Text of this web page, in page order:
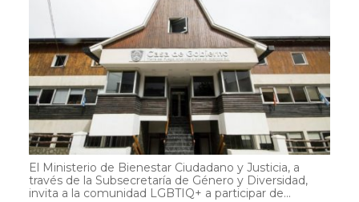
El Ministerio de Bienestar Ciudadano y Justicia, a
través de la Subsecretaría de Género y Diversidad,
invita a la comunidad LGBTIQ+ a participar de...